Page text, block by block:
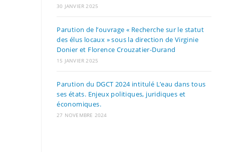
30 JANVIER 2025
Parution de l’ouvrage « Recherche sur le statut
des élus locaux » sous la direction de Virginie
Donier et Florence Crouzatier-Durand
15 JANVIER 2025
Parution du DGCT 2024 intitulé L’eau dans tous
ses états. Enjeux politiques, juridiques et
économiques.
27 NOVEMBRE 2024